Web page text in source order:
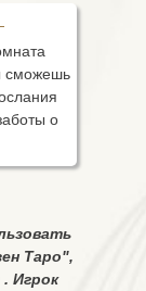
Таро",
Игрок
сможешь
о